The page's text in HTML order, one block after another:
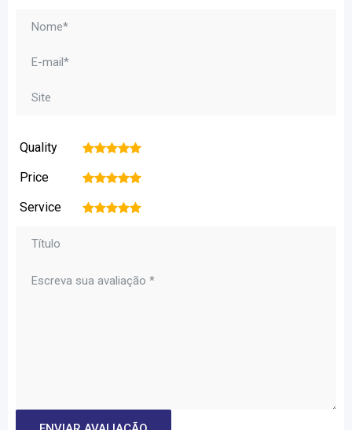
Quality 5
4
3
2
Price 5
4
3
2
Service 5
4
3
2